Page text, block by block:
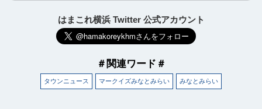
はまこれ横浜 Twitter 公式アカウント
＃関連ワード＃
タウンニュース マークイズみなとみらい みなとみらい